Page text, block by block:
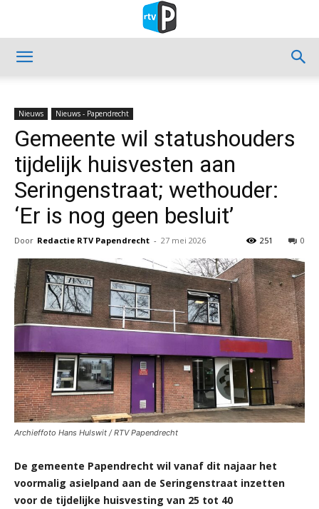
Nieuws Nieuws - Papendrecht
Gemeente wil statushouders
tijdelijk huisvesten aan
Seringenstraat; wethouder:
‘Er is nog geen besluit’
Door Redactie RTV Papendrecht - 27 mei 2026 0
251
Archieffoto Hans Hulswit / RTV Papendrecht
De gemeente Papendrecht wil vanaf dit najaar het
voormalig asielpand aan de Seringenstraat inzetten
voor de tijdelijke huisvesting van 25 tot 40